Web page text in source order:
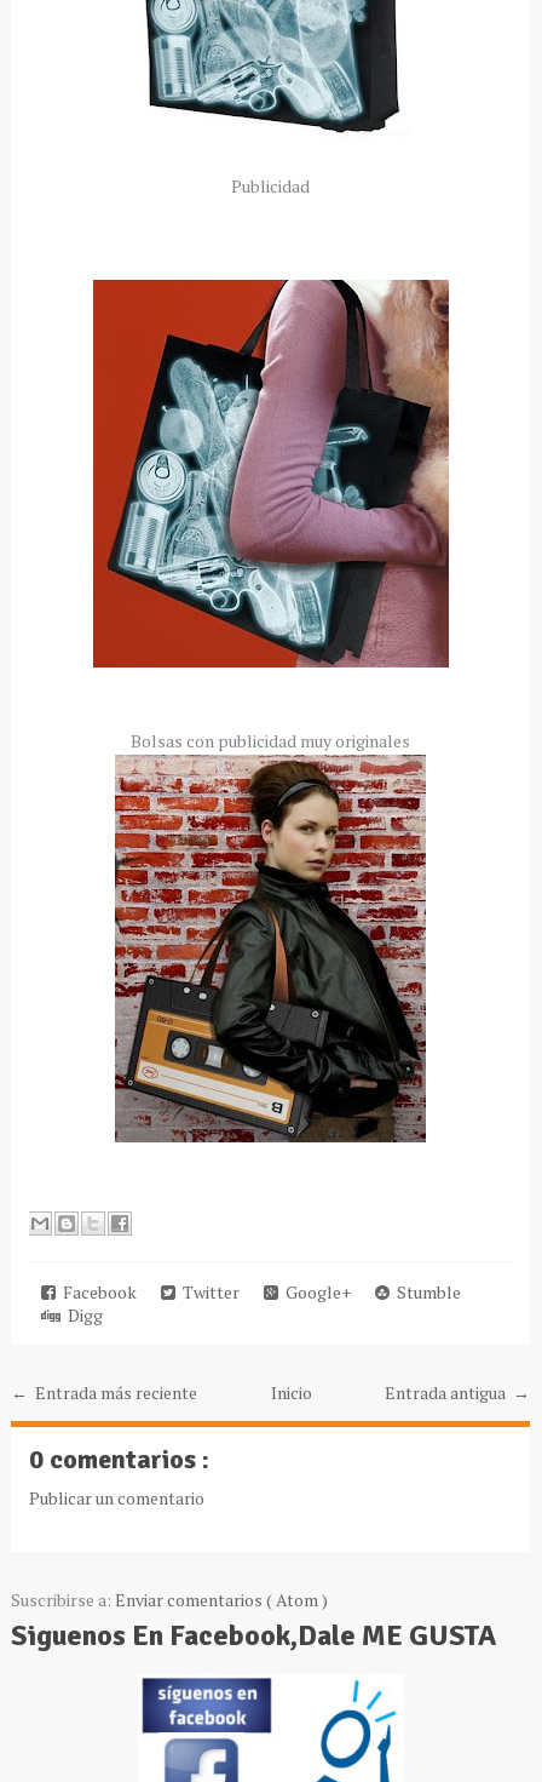
Publicidad
Bolsas con publicidad muy originales
Facebook Twitter Google+
Stumble
Digg
← Entrada más reciente Entrada antigua →
Inicio
0 comentarios :
Publicar un comentario
Suscribirse a: Enviar comentarios ( Atom )
Siguenos En Facebook,Dale ME GUSTA